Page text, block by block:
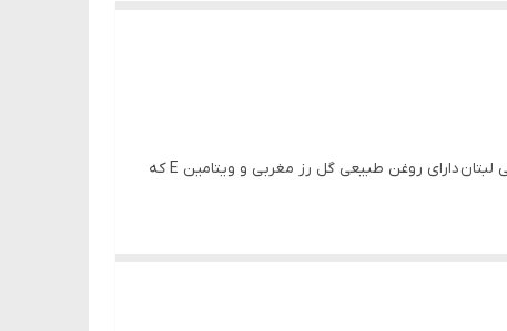
برق لب انطباق دهنده رنگ انطباق دهنده ٬ حاصل تکنولوژی خاصی است که سایه صورتی رنگ با قابلیت هماهنگ شدن با رنگ طبیعی لبتان دارای روغن طبیعی گل رز مغربی و ویتامین E که